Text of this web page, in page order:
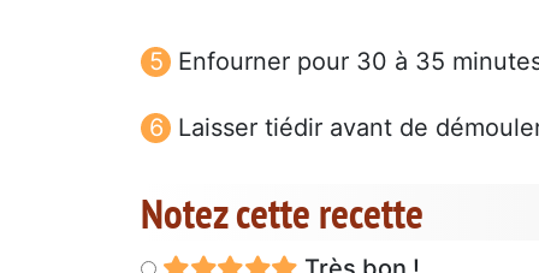
Enfourner pour 30 à 35
Laisser tiédir avant de
Notez cette recette